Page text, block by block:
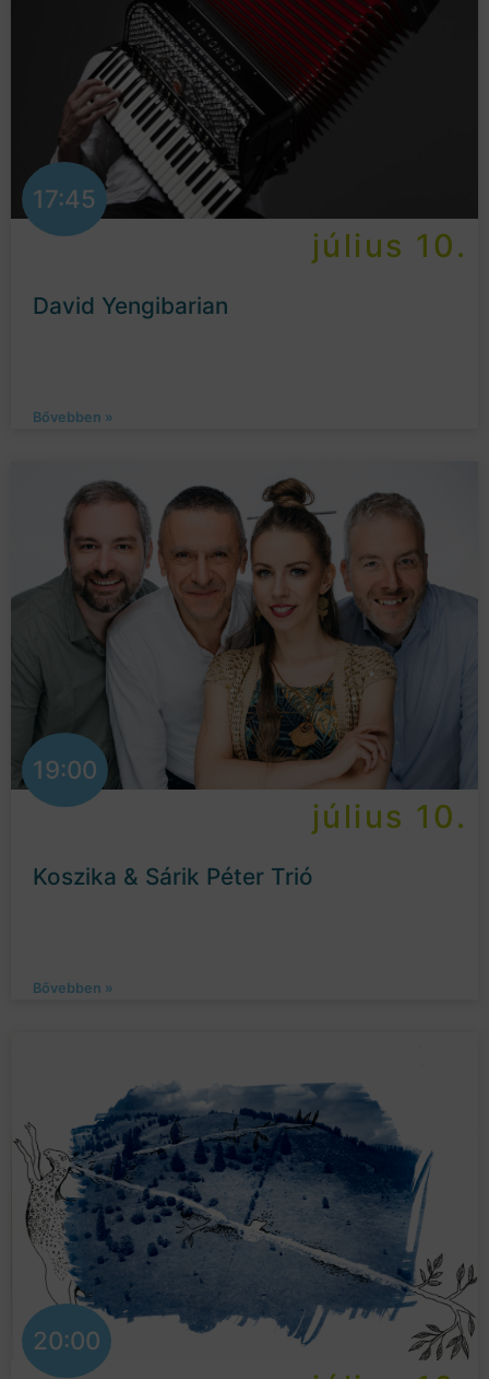
17:45
július 10.
David Yengibarian
Bővebben »
19:00
július 10.
Koszika & Sárik Péter Trió
Bővebben »
20:00